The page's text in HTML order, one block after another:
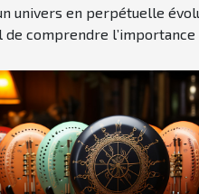
univers en perpétuelle
de comprendre l’importance